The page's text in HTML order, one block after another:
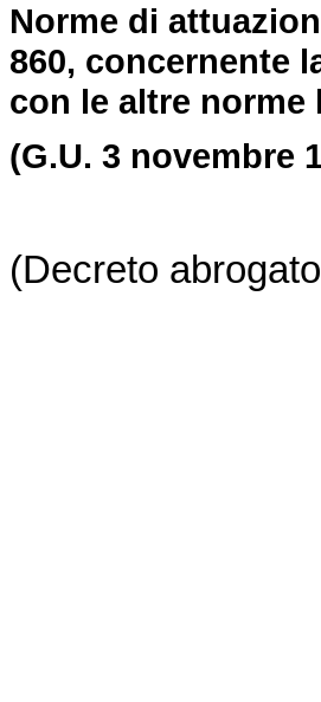
Norme di
860, concernente
con le altre
(G.U. 3 novembre
(Decreto